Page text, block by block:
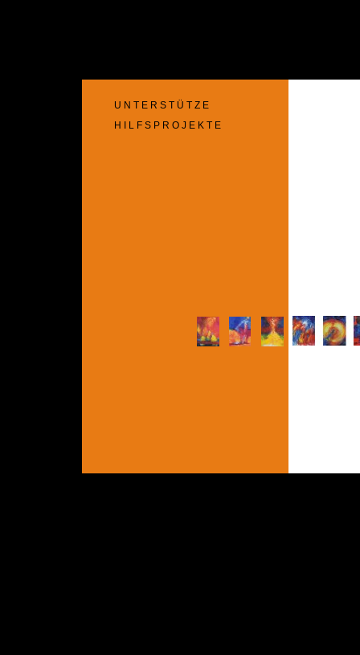
U N T E R S T Ü T Z E
H I L F S P R O J E K T E